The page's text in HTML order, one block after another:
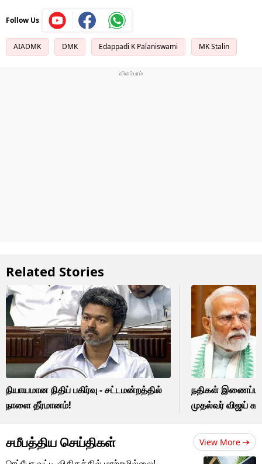
Follow Us
AIADMK DMK Edappadi K Palaniswami MK Stalin
Related Stories
நியாயமான நிதிப் பகிர்வு - சட்டமன்றத்தில்
நாளை தீர்மானம்!
நதிகள் இணைப்புத்
முதல்வர் விஜய்
சமீபத்திய செய்திகள் View More